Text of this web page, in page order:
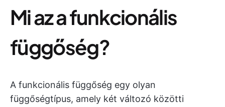
Mi az a funkcionális
függőség?
A funkcionális függőség egy olyan
függőségtípus, amely két változó közötti